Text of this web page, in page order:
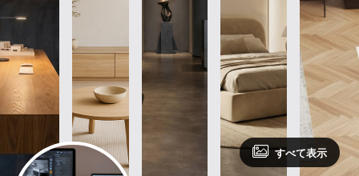
すべて表示